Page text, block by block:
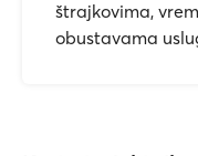
štrajkovima,
obustavama